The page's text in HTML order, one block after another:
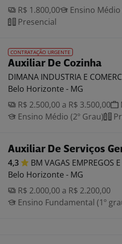
R$ 1.800,00
Ensino Médio
Presencial
CONTRATAÇÃO URGENTE
Auxiliar De Cozinha
DIMANA INDUSTRIA E
Belo Horizonte - MG
R$ 2.500,00 a R$ 3.500,00
Ensino Médio (2º Grau)
Auxiliar De Serviços
4,3 BM VAGAS EMPREGOS
Belo Horizonte - MG
R$ 2.000,00 a R$ 2.200,00
Ensino Fundamental (1º